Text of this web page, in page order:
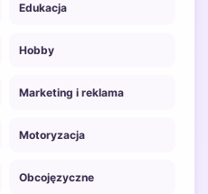
Edukacja
Hobby
Marketing i reklama
Motoryzacja
Obcojęzyczne